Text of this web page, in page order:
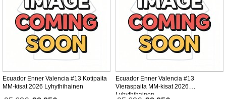
Ecuador Enner Valencia #13 Kotipaita
MM-kisat 2026 Lyhythihainen
Ecuador Enner Valencia #13
Vieraspaita MM-kisat 2026
Lyhythihainen